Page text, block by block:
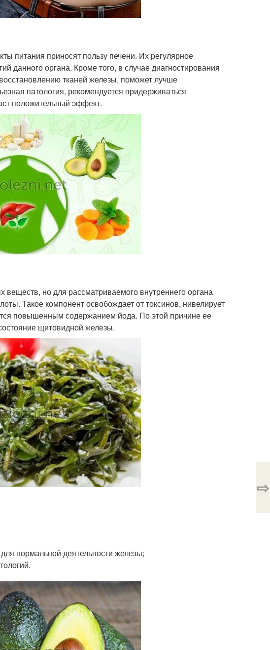
питания приносят пользу печени. Их регулярное
данного органа. Кроме того, в случае диагностирования
тканей железы, поможет лучше
патология, рекомендуется придерживаться
положительный эффект.
но для рассматриваемого внутреннего органа
Такое компонент освобождает от токсинов, нивелирует
повышенным содержанием йода. По этой причине ее
щитовидной железы.
нормальной деятельности железы;
⇨